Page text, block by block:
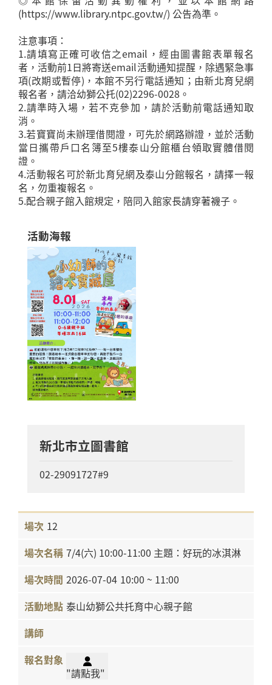
(https://www.library.ntpc.gov.tw/) 公告為準。
注意事項：
1.請填寫正確可收信之email，經由圖書館表單報名
者，活動前1日將寄送email活動通知提醒，除遇緊急事
項(改期或暫停)，本館不另行電話通知；由新北育兒網
報名者，請洽幼獅公托(02)2296-0028。
2.請準時入場，若不克參加，請於活動前電話通知取
消。
3.若寶寶尚未辦理借閱證，可先於網路辦證，並於活動
當日攜帶戶口名簿至5樓泰山分館櫃台領取實體借閱
證。
4.活動報名可於新北育兒網及泰山分館報名，請擇一報
名，勿重複報名。
5.配合親子館入館規定，陪同入館家長請穿著襪子。
活動海報
新北市立圖書館
02-29091727#9
12
7/4(六) 10:00-11:00 主題：好玩的冰淇淋
2026-07-04 10:00 ~ 11:00
泰山幼獅公共托育中心親子館
"請點我"